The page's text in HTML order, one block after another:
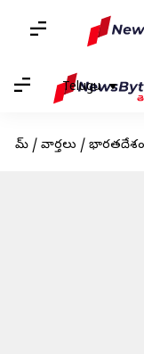
Telugu
హోమ్ / వార్తలు / భారతదేశం